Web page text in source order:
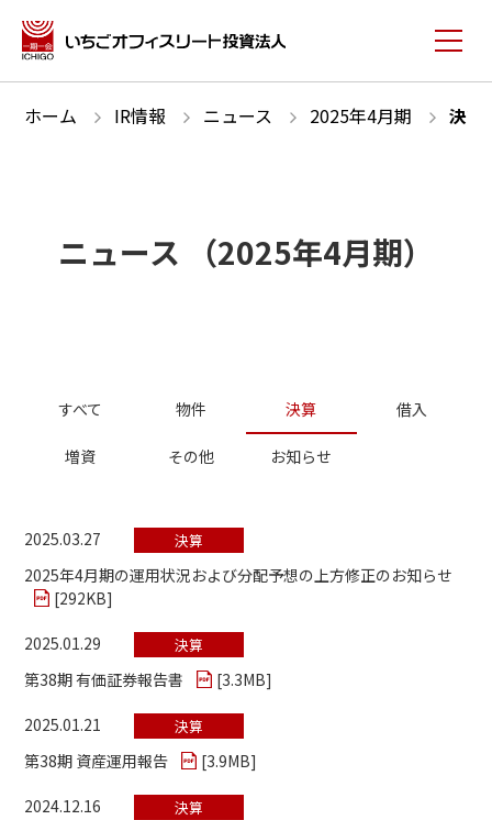
ホーム IR情報 ニュース 2025年4月期 決算
ニュース （2025年4月期）
すべて 物件 決算 借入
増資 その他 お知らせ
2025.03.27 決算
2025年4月期の運用状況および分配予想の上方修正のお知らせ
[292KB]
2025.01.29 決算
第38期 有価証券報告書 [3.3MB]
2025.01.21 決算
第38期 資産運用報告 [3.9MB]
2024.12.16 決算